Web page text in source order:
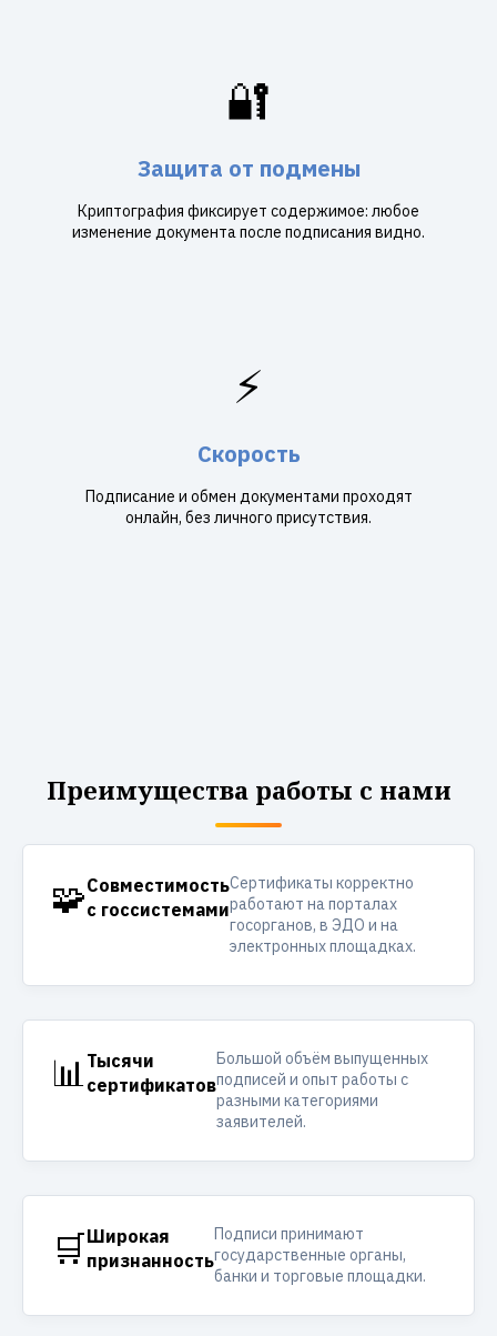
🔐
Защита от подмены
Криптография фиксирует содержимое: любое
изменение документа после подписания видно.
⚡
Скорость
Подписание и обмен документами проходят
онлайн, без личного присутствия.
Преимущества работы с нами
🧩Совместимость
с госсистемами
Сертификаты корректно
работают на порталах
госорганов, в ЭДО и на
электронных площадках.
📊 Тысячи
сертификатов
Большой объём выпущенных
подписей и опыт работы с
разными категориями
заявителей.
🛒Широкая
признанность
Подписи принимают
государственные органы,
банки и торговые площадки.